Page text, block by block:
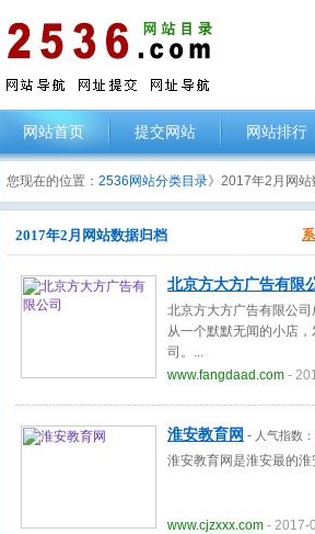
网站首页 提交网站 网站排行
您现在的位置： 2536网站分类目录》2017年2月网站
2017年2月网站数据归档
北京方大方广告有限
北京方大方广告有限公
从一个默默无闻的小店
司。
www.fangdaad.com -
淮安教育网 - 人气指数：
淮安教育网是淮安最的淮
www.cjzxxx.com - 2017-